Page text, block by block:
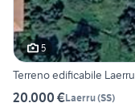
5
Terreno edificabile Laerru
20.000 €Laerru(SS)